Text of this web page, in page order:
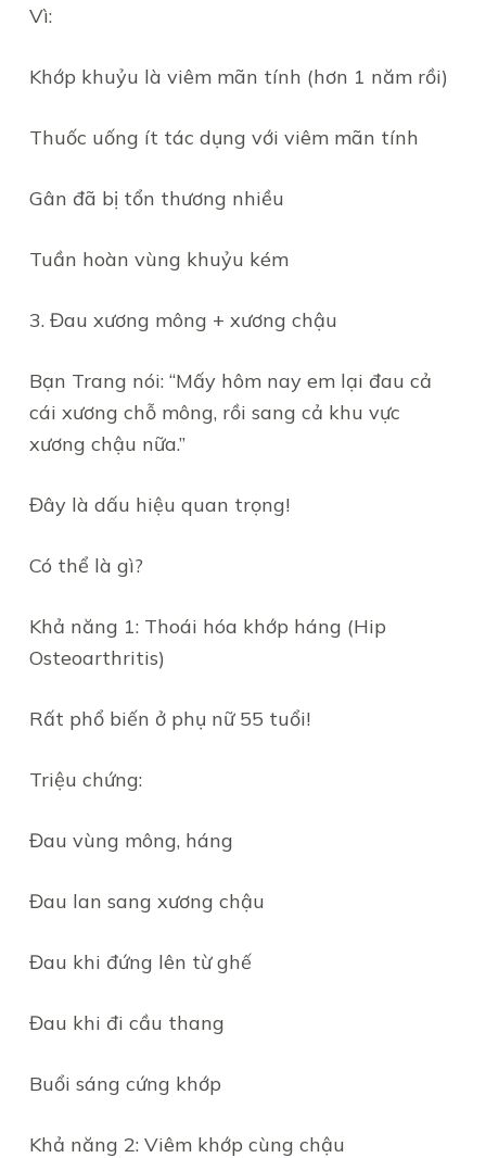
Vì:
Khớp khuỷu là viêm mãn tính (hơn 1 năm rồi)
Thuốc uống ít tác dụng với viêm mãn tính
Gân đã bị tổn thương nhiều
Tuần hoàn vùng khuỷu kém
3. Đau xương mông + xương chậu
Bạn Trang nói: “Mấy hôm nay em lại đau cả
cái xương chỗ mông, rồi sang cả khu vực
xương chậu nữa.”
Đây là dấu hiệu quan trọng!
Có thể là gì?
Khả năng 1: Thoái hóa khớp háng (Hip
Osteoarthritis)
Rất phổ biến ở phụ nữ 55 tuổi!
Triệu chứng:
Đau vùng mông, háng
Đau lan sang xương chậu
Đau khi đứng lên từ ghế
Đau khi đi cầu thang
Buổi sáng cứng khớp
Khả năng 2: Viêm khớp cùng chậu